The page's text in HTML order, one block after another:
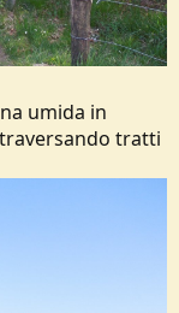
umida in
tratti